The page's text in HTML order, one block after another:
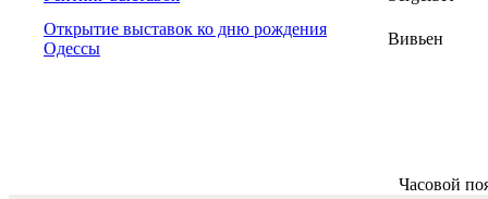
Открытие выставок ко дню рождения
Одессы
Вивьен
Часовой